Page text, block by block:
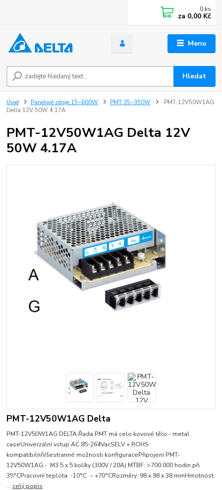
Menu
Hledat
0 ks
za 0,00 Kč
Úvod Panelové zdroje 15~600W PMT 35~350W
PMT-12V50W1AG
Delta 12V 50W 4.17A
PMT-12V50W1AG Delta 12V
50W 4.17A
PMT-12V50W1AG Delta
PMT-12V50W1AG DELTA Řada PMT má celo kovové tělo - metal
caseUniverzální vstup AC 85-264VacSELV + ROHS
kompatibilníVšestranné možnosti konfiguracePřipojení PMT-
12V50W1AG - M3.5 x 5 kolíky (300V / 20A) MTBF: >700.000 hodin při
35°CPracovní teplota: -10°C ~ +70°CRozměry: 98 x 98 x 38 mmHmotnost:
... celý popis